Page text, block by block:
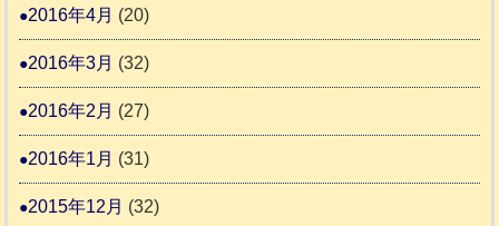
2016年4月 (20)
2016年3月 (32)
2016年2月 (27)
2016年1月 (31)
2015年12月 (32)